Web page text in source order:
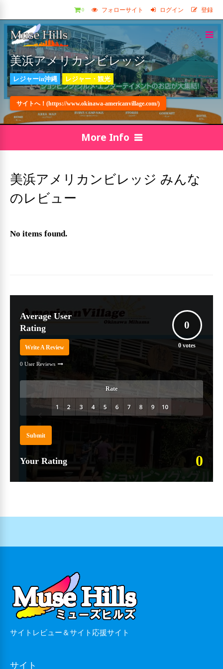
フォローサイト ログイン 登録
0
美浜アメリカンビレッジ
レジャーin沖縄 レジャー・観光
サイトへ！(https://www.okinawa-americanvillage.com/)
More Info
美浜アメリカンビレッジ みんな
のレビュー
No items found.
Average User
Rating
Write A Review
0 User Reviews
0
0 votes
Rate
Submit
Your Rating 0
サイトレビュー＆サイト応援サイト
サイト